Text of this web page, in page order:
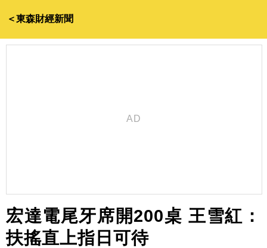
＜東森財經新聞
宏達電尾牙席開200桌 王雪紅：
扶搖直上指日可待